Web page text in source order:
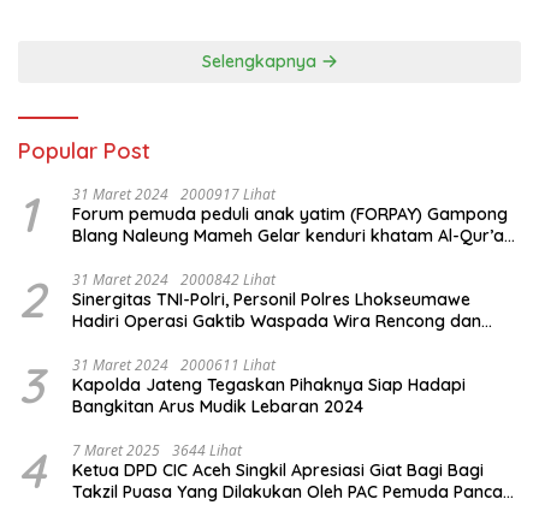
Selengkapnya
Popular Post
1 31 Maret 2024 2000917 Lihat
Forum pemuda peduli anak yatim (FORPAY) Gampong
Blang Naleung Mameh Gelar kenduri khatam Al-Qur’an
2 31 Maret 2024 2000842 Lihat
Sinergitas TNI-Polri, Personil Polres Lhokseumawe
Hadiri Operasi Gaktib Waspada Wira Rencong dan
3 31 Maret 2024 2000611 Lihat
Kapolda Jateng Tegaskan Pihaknya Siap Hadapi
Bangkitan Arus Mudik Lebaran 2024
4 7 Maret 2025 3644 Lihat
Ketua DPD CIC Aceh Singkil Apresiasi Giat Bagi Bagi
Takzil Puasa Yang Dilakukan Oleh PAC Pemuda Panca